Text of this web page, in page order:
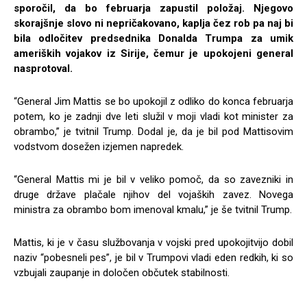
sporočil, da bo februarja zapustil položaj. Njegovo
skorajšnje slovo ni nepričakovano, kaplja čez rob pa naj bi
bila odločitev predsednika Donalda Trumpa za umik
ameriških vojakov iz Sirije, čemur je upokojeni general
nasprotoval.
“General Jim Mattis se bo upokojil z odliko do konca februarja
potem, ko je zadnji dve leti služil v moji vladi kot minister za
obrambo,” je tvitnil Trump. Dodal je, da je bil pod Mattisovim
vodstvom dosežen izjemen napredek.
“General Mattis mi je bil v veliko pomoč, da so zavezniki in
druge države plačale njihov del vojaških zavez. Novega
ministra za obrambo bom imenoval kmalu,” je še tvitnil Trump.
Mattis, ki je v času službovanja v vojski pred upokojitvijo dobil
naziv “pobesneli pes”, je bil v Trumpovi vladi eden redkih, ki so
vzbujali zaupanje in določen občutek stabilnosti.